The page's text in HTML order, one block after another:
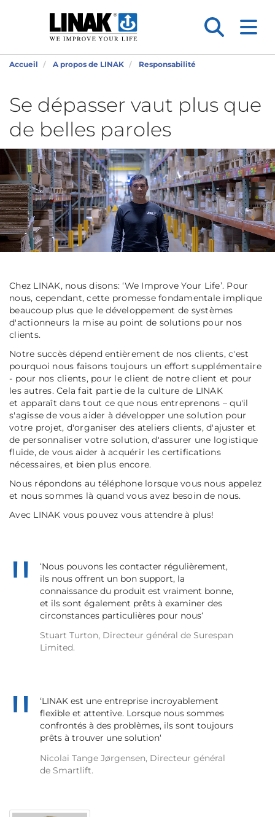
Accueil A propos de LINAK Responsabilité
Se dépasser vaut plus que
de belles paroles
Chez LINAK, nous disons: ‘We Improve Your Life’. Pour
nous, cependant, cette promesse fondamentale implique
beaucoup plus que le développement de systèmes
d'actionneurs la mise au point de solutions pour nos
clients.
Notre succès dépend entièrement de nos clients, c'est
pourquoi nous faisons toujours un effort supplémentaire
- pour nos clients, pour le client de notre client et pour
les autres. Cela fait partie de la culture de LINAK
et apparaît dans tout ce que nous entreprenons – qu'il
s'agisse de vous aider à développer une solution pour
votre projet, d'organiser des ateliers clients, d'ajuster et
de personnaliser votre solution, d'assurer une logistique
fluide, de vous aider à acquérir les certifications
nécessaires, et bien plus encore.
Nous répondons au téléphone lorsque vous nous appelez
et nous sommes là quand vous avez besoin de nous.
Avec LINAK vous pouvez vous attendre à plus!
‘Nous pouvons les contacter régulièrement,
ils nous offrent un bon support, la
connaissance du produit est vraiment bonne,
et ils sont également prêts à examiner des
circonstances particulières pour nous‘
Stuart Turton, Directeur général de Surespan
Limited.
‘LINAK est une entreprise incroyablement
flexible et attentive. Lorsque nous sommes
confrontés à des problèmes, ils sont toujours
prêts à trouver une solution‘
Nicolai Tange Jørgensen, Directeur général
de Smartlift.